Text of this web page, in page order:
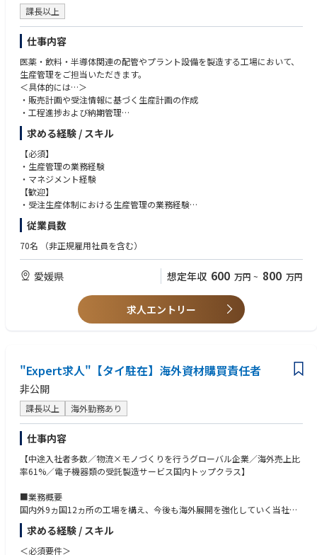
課長以上
仕事内容
医薬・飲料・半導体関連の配管やプラント設備を製造する工場において、
生産管理をご担当いただきます。
＜具体的には…＞
・販売計画や受注情報に基づく生産計画の作成
・工程進捗および納期管理
・部資材等の発注、在庫管理
・組織全体のマネジメント
◆やりがい・魅力
組織の基盤づくりやマネジメントスキルを一段と高め、成長をリードして
いただくポジションです。
求める経験 / スキル
【必須】
・生産管理の業務経験
・マネジメント経験
【歓迎】
・受注生産体制における生産管理の業務経験
・金属加工業もしくは管工事業での実務経験
従業員数
70名 （非正規雇用社員を含む）
愛媛県 想定年収 600 万円 ~ 800 万円
求人エントリー
"Expert求人"【タイ駐在】海外資材購買責任者
非公開
課長以上 海外勤務あり
仕事内容
【中途入社者多数／物流×モノづくりを行うグローバル企業／海外売上比
率61%／電子機器類の受託製造サービス国内トップクラス】
■業務概要
国内外9ヵ国12ヵ所の工場を構え、今後も海外展開を強化していく当社に
おいて、海外工場（タイ）にて資材／購買責任者としてご活躍いただきま
す。求める経験 / スキル
＜必須要件＞